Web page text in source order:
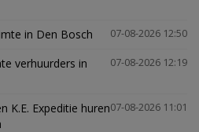
07-08-2026 12:50
in Den Bosch
07-08-2026 12:19
verhuurders in
07-08-2026 11:01
K.E. Expeditie huren